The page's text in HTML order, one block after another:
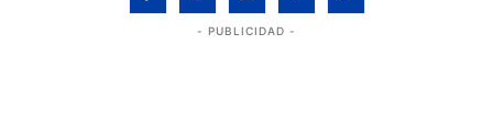
- PUBLICIDAD -